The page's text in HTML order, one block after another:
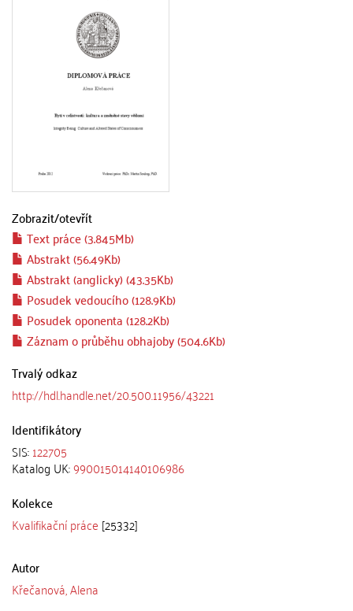
Zobrazit/otevřít
Text práce (3.845Mb)
Abstrakt (56.49Kb)
Abstrakt (anglicky) (43.35Kb)
Posudek vedoucího (128.9Kb)
Posudek oponenta (128.2Kb)
Záznam o průběhu obhajoby (504.6Kb)
Trvalý odkaz
http://hdl.handle.net/20.500.11956/43221
Identifikátory
SIS:122705
Katalog UK:990015014140106986
Kolekce
Kvalifikační práce [25332]
Autor
Křečanová, Alena